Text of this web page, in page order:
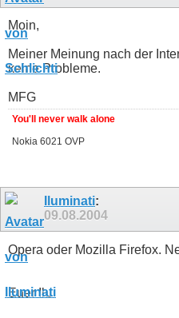
Moin,
Meiner Meinung nach der
keine Probleme.
MFG
You'll never walk alone
Nokia 6021 OVP
Iluminati:
09.08.2004
Opera oder Mozilla Firefox.
Euer Ilu